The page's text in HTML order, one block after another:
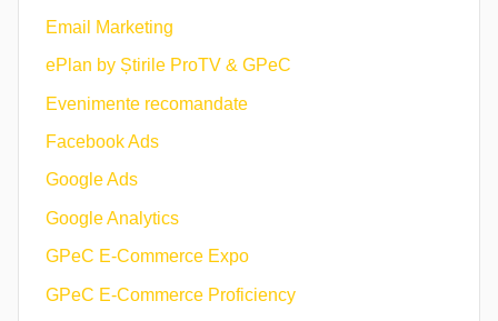
Email Marketing
ePlan by Știrile ProTV & GPeC
Evenimente recomandate
Facebook Ads
Google Ads
Google Analytics
GPeC E-Commerce Expo
GPeC E-Commerce Proficiency